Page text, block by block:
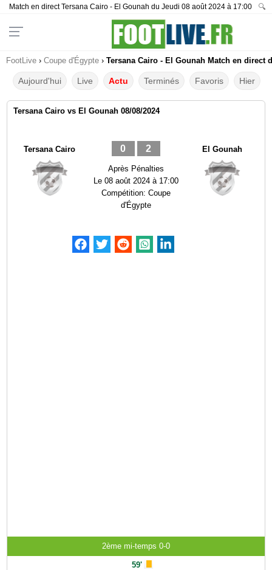
Match en direct Tersana Cairo - El Gounah du Jeudi 08 août 2024 à 17:00 🔍
FootLive › Coupe d'Égypte › Tersana Cairo - El Gounah Match en direct
Aujourd'hui Live Actu Terminés Favoris Hier
Tersana Cairo vs El Gounah 08/08/2024
Tersana Cairo 0 2
Après Pénalties
Le 08 août 2024 à 17:00
Compétition: Coupe
d'Égypte
El Gounah
2ème mi-temps 0-0
59'